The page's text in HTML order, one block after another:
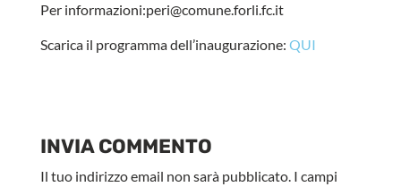
Per informazioni:peri@comune.forli.fc.it
Scarica il programma dell’inaugurazione: QUI
INVIA COMMENTO
Il tuo indirizzo email non sarà pubblicato. I campi